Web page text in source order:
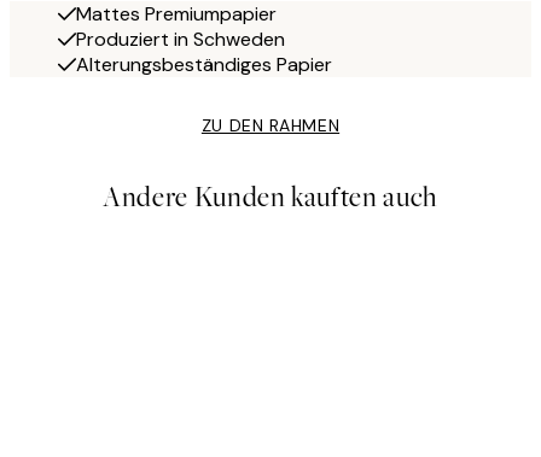
Mattes Premiumpapier
Produziert in Schweden
Alterungsbeständiges Papier
ZU DEN RAHMEN
Andere Kunden kauften auch